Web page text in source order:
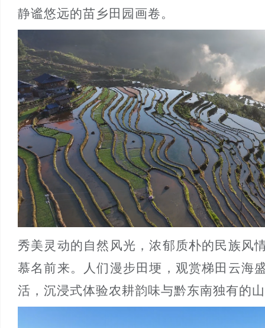
静谧悠远的苗乡田园画卷。
秀美灵动的自然风光，浓郁质朴的民族风
慕名前来。人们漫步田埂，观赏梯田云海
活，沉浸式体验农耕韵味与黔东南独有的